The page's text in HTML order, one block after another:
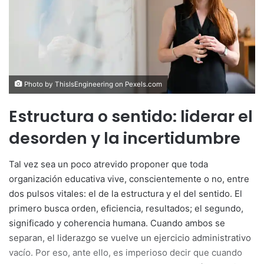
Photo by ThisIsEngineering on Pexels.com
Estructura o sentido: liderar el
desorden y la incertidumbre
Tal vez sea un poco atrevido proponer que toda
organización educativa vive, conscientemente o no, entre
dos pulsos vitales: el de la estructura y el del sentido. El
primero busca orden, eficiencia, resultados; el segundo,
significado y coherencia humana. Cuando ambos se
separan, el liderazgo se vuelve un ejercicio administrativo
vacío. Por eso, ante ello, es imperioso decir que cuando